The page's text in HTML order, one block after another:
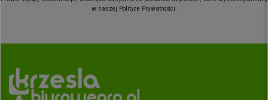
w naszej Polityce Prywatności.